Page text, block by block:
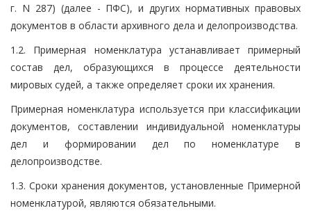
г. N 287) (далее - ПФС), и других нормативных правовых
документов в области архивного дела и делопроизводства.
1.2. Примерная номенклатура устанавливает примерный
состав дел, образующихся в процессе деятельности
мировых судей, а также определяет сроки их хранения.
Примерная номенклатура используется при классификации
документов, составлении индивидуальной номенклатуры
дел и формировании дел по номенклатуре в
делопроизводстве.
1.3. Сроки хранения документов, установленные Примерной
номенклатурой, являются обязательными.